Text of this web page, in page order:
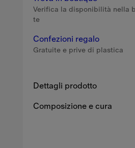
Verifica la disponibilità nella
te
Confezioni regalo
Gratuite e prive di plastica
Dettagli prodotto
Composizione e cura